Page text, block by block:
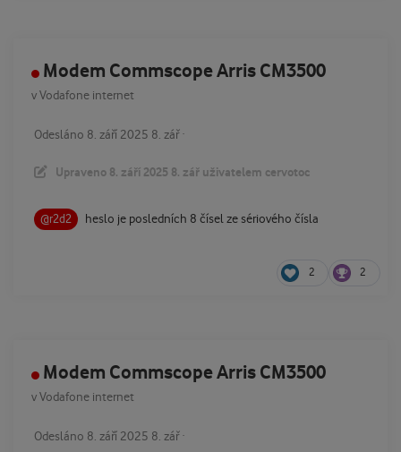
Modem Commscope Arris CM3500
vVodafone internet
Odesláno 8. září 2025 8. zář·
Upraveno 8. září 2025 8. zářuživatelem cervotoc
@r2d2 heslo je posledních 8 čísel ze sériového čísla
2 2
Modem Commscope Arris CM3500
vVodafone internet
Odesláno 8. září 2025 8. zář·